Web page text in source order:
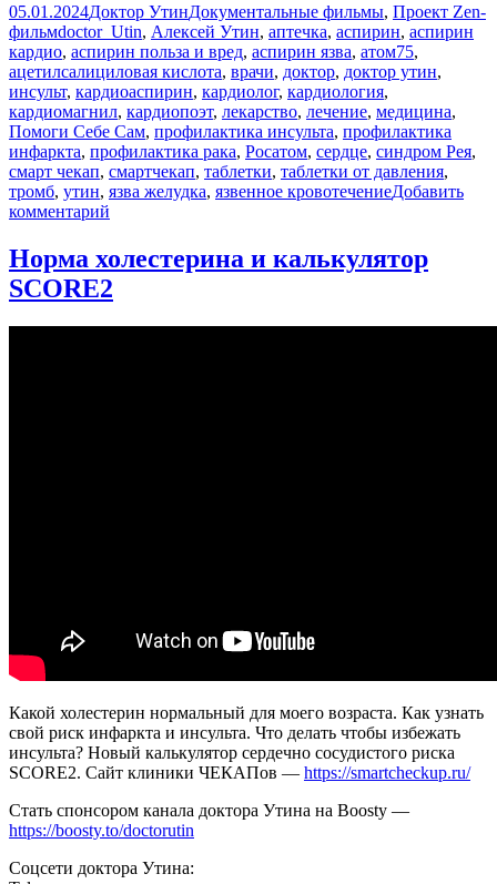
Опубликовано
05.01.2024Автор
Доктор УтинРубрики
Документальные фильмы, Проект Zen-
фильмМетки
doctor_Utin, Алексей Утин, аптечка, аспирин, аспирин
кардио, аспирин польза и вред, аспирин язва, атом75,
ацетилсалициловая кислота, врачи, доктор, доктор утин,
инсульт, кардиоаспирин, кардиолог, кардиология,
кардиомагнил, кардиопоэт, лекарство, лечение, медицина,
Помоги Себе Сам, профилактика инсульта, профилактика
инфаркта, профилактика рака, Росатом, сердце, синдром Рея,
смарт чекап, смартчекап, таблетки, таблетки от давления,
тромб, утин, язва желудка, язвенное кровотечениеДобавить
комментарий
опасен
аспирин?
ли
Норма холестерина и калькулятор
SCORE2
Какой холестерин нормальный для моего возраста. Как узнать
свой риск инфаркта и инсульта. Что делать чтобы избежать
инсульта? Новый калькулятор сердечно сосудистого риска
SCORE2. Сайт клиники ЧЕКАПов — https://smartcheckup.ru/
Стать спонсором канала доктора Утина на Boosty —
https://boosty.to/doctorutin
Соцсети доктора Утина: